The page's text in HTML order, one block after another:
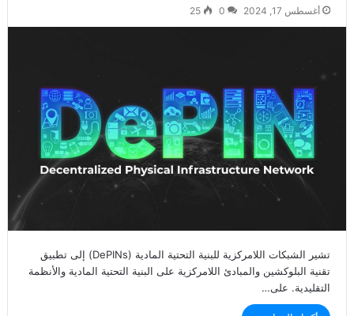
أغسطس 17, 2024 0
25
تشير الشبكات اللامركزية للبنية التحتية المادية (DePINs) إلى تطبيق
تقنية البلوكشين والمبادئ اللامركزية على البنية التحتية المادية والأنظمة
التقليدية. على…